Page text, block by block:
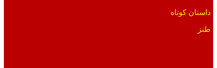
داستان کوتاه
طنز